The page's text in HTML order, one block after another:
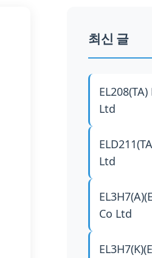
최신 글
EL208(TA)
Ltd
Ltd
Co Ltd